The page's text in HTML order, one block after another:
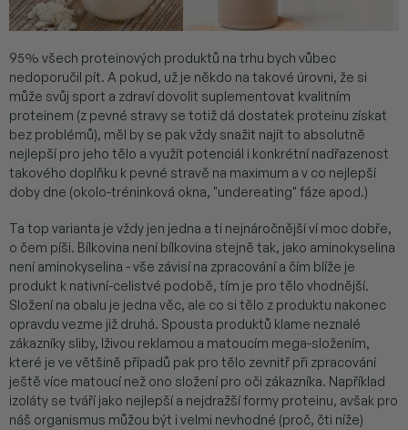
95% všech proteinových produktů na trhu bych vůbec
nedoporučil pít. A pokud, už je někdo na takové úrovni, že si
může svůj sport a zdraví dovolit suplementovat kvalitním
proteinem (z pevné stravy se totiž dá dostatek proteinu získat
bez problémů), měl by se pak vždy snažit najít to absolutně
nejlepší pro jeho tělo a využít potenciál i konkrétní nadřazenost
takového doplňku k pevné stravě na maximum a v co nejlepší
doby dne (okolo-tréninková okna, "undereating" fáze apod.)
Ta top varianta je vždy jen jedna a ti nejnáročnější ví moc dobře,
o čem píši. Bílkovina není bílkovina stejně tak, jako aminokyselina
není aminokyselina - vše závisí na zpracování a čím blíže je
produkt k nativní-celistvé podobě, tím je pro tělo vhodnější.
Složení na obalu je jedna věc, ale co si tělo z produktu nakonec
opravdu vezme již druhá. Spousta produktů klame neznalé
zákazníky sliby, lživou reklamou a matoucím mega-složením,
které je ve většině případů pak pro tělo zevnitř při zpracování
ještě více matoucí než ono složení pro oči zákazníka. Například
izoláty se tváří jako nejlepší a nejdražší formy proteinu, avšak pro
náš organismus můžou být i velmi nevhodné (proč, čti níže)